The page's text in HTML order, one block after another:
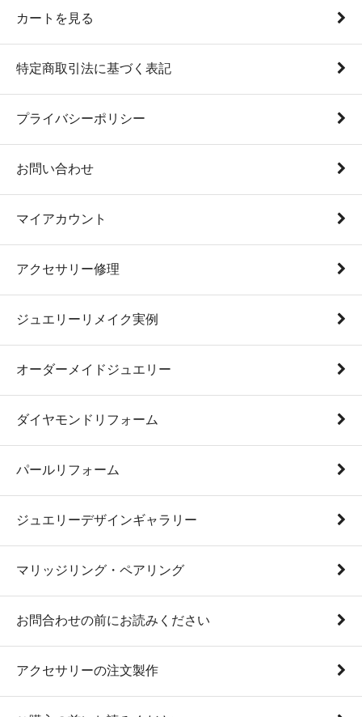
カートを見る
特定商取引法に基づく表記
プライバシーポリシー
お問い合わせ
マイアカウント
アクセサリー修理
ジュエリーリメイク実例
オーダーメイドジュエリー
ダイヤモンドリフォーム
パールリフォーム
ジュエリーデザインギャラリー
マリッジリング・ペアリング
お問合わせの前にお読みください
アクセサリーの注文製作